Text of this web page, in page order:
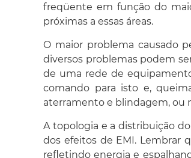
freqüente em função do
próximas a essas áreas.
O maior problema causado
diversos problemas podem
de uma rede de
comando para isto e,
aterramento e blindagem, ou
A topologia e a distribuição
dos efeitos de EMI. Lembrar
refletindo energia e